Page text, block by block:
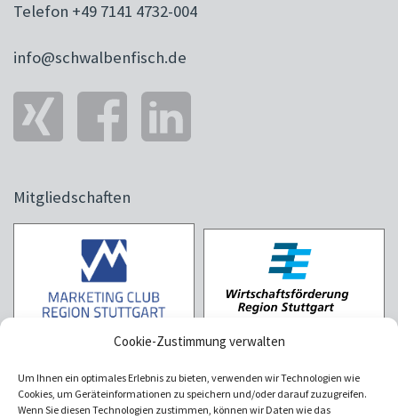
Cookie-Zustimmung verwalten
Um Ihnen ein optimales Erlebnis zu bieten, verwenden wir Technologien wie
Cookies, um Geräteinformationen zu speichern und/oder darauf zuzugreifen.
Wenn Sie diesen Technologien zustimmen, können wir Daten wie das
Telefon +49 7141 4732-004
info@schwalbenfisch.de
Mitgliedschaften